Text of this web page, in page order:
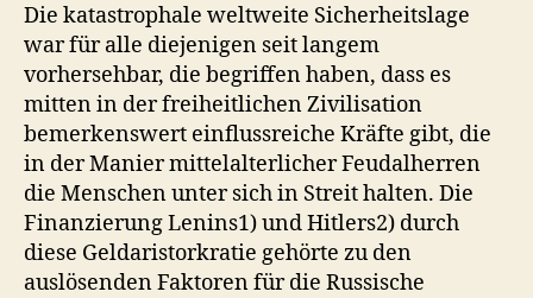
Die katastrophale weltweite Sicherheitslage
war für alle diejenigen seit langem
vorhersehbar, die begriffen haben, dass es
mitten in der freiheitlichen Zivilisation
bemerkenswert einflussreiche Kräfte gibt, die
in der Manier mittelalterlicher Feudalherren
die Menschen unter sich in Streit halten. Die
Finanzierung Lenins1) und Hitlers2) durch
diese Geldaristorkratie gehörte zu den
auslösenden Faktoren für die Russische